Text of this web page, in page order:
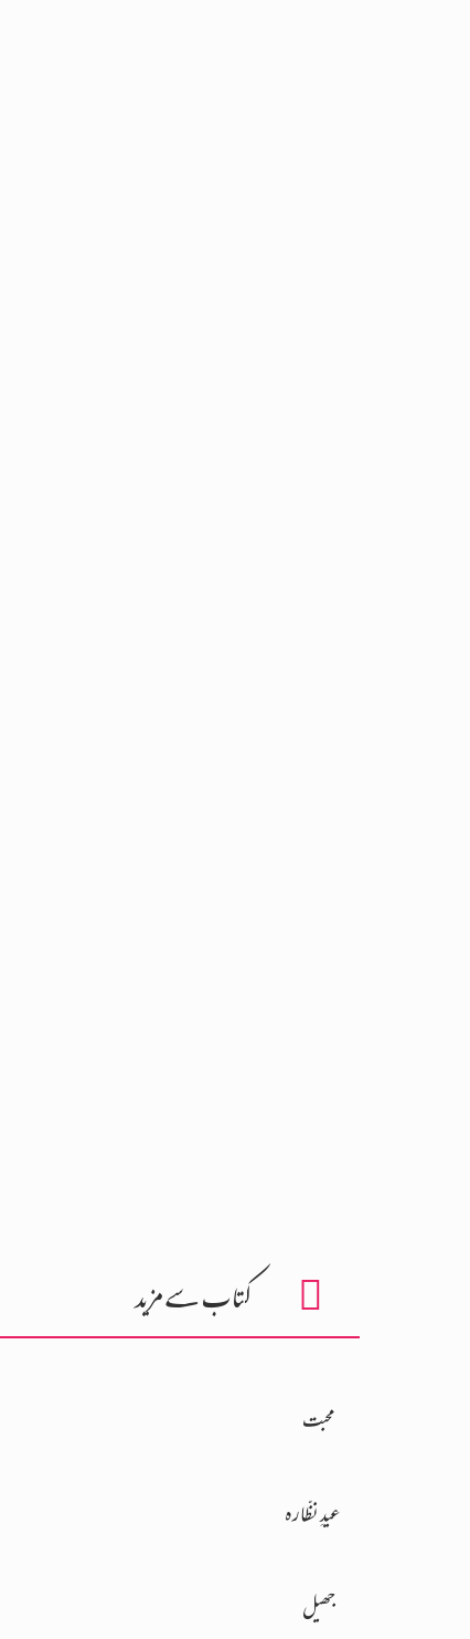
کتاب سے مزید
محبت
عیدِ نظّارہ
جھیل